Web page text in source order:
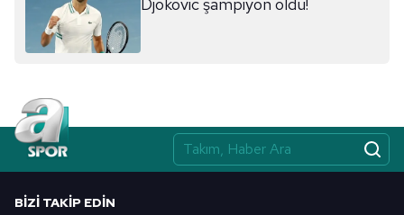
BIZI TAKIP EDIN